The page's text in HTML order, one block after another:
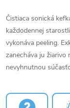
Čistiaca sonická
každodennej
vykonáva peeling.
zanecháva ju žiarivo
nevyhnutnou